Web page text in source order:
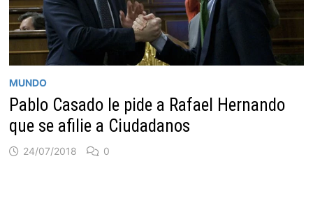
MUNDO
Pablo Casado le pide a Rafael Hernando
que se afilie a Ciudadanos
24/07/2018 0